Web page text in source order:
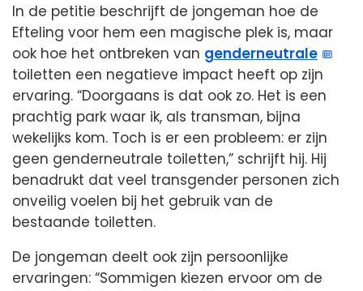
In de petitie beschrijft de jongeman hoe de
Efteling voor hem een magische plek is, maar
ook hoe het ontbreken van genderneutrale
toiletten een negatieve impact heeft op zijn
ervaring. “Doorgaans is dat ook zo. Het is een
prachtig park waar ik, als transman, bijna
wekelijks kom. Toch is er een probleem: er zijn
geen genderneutrale toiletten,” schrijft hij. Hij
benadrukt dat veel transgender personen zich
onveilig voelen bij het gebruik van de
bestaande toiletten.
De jongeman deelt ook zijn persoonlijke
ervaringen: “Sommigen kiezen ervoor om de